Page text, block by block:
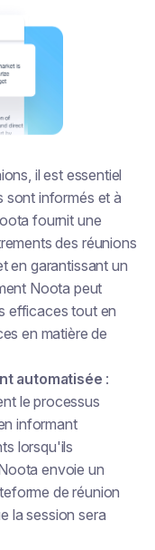
il est essentiel
sont informés et à
fournit une
des réunions
en garantissant un
Noota peut
efficaces tout en
en matière de
automatisée :
le processus
informant
lorsqu'ils
envoie un
de réunion
la session sera